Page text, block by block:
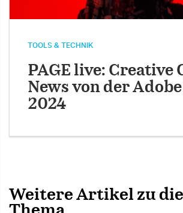
TOOLS & TECHNIK
PAGE live: Creative
News von der
2024
Weitere Artikel zu